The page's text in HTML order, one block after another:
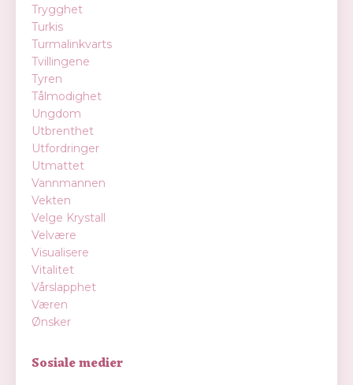
Trygghet
Turkis
Turmalinkvarts
Tvillingene
Tyren
Tålmodighet
Ungdom
Utbrenthet
Utfordringer
Utmattet
Vannmannen
Vekten
Velge Krystall
Velvære
Visualisere
Vitalitet
Vårslapphet
Væren
Ønsker
Sosiale medier